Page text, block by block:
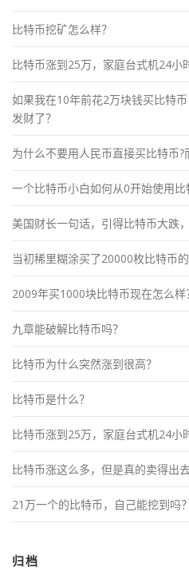
比特币挖矿怎么样？
比特币涨到25万，家庭台式机24小
如果我在10年前花2万块钱买比特
发财了？
为什么不要用人民币直接买比特币?
一个比特币小白如何从0开始使用比
美国财长一句话，引得比特币大跌
当初稀里糊涂买了20000枚比特币
2009年买1000块比特币现在怎么样
九章能破解比特币吗？
比特币为什么突然涨到很高？
比特币是什么？
比特币涨到25万，家庭台式机24小
比特币涨这么多，但是真的卖得出去
21万一个的比特币，自己能挖到吗？
归档